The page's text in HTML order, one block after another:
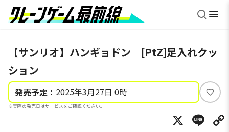
【サンリオ】ハンギョドン [PtZ]足入れクッ
ション
発売予定： 2025年3月27日 0時
※実際の発売日はサービスをご確認ください。
い
ね
X